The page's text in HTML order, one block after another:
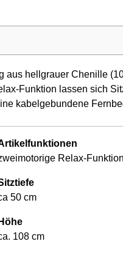
hellgrauer Chenille
Funktion lassen sich
kabelgebundene
Relax-
50 cm
Höhe
108 cm